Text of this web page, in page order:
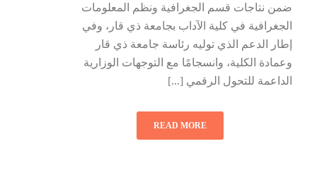
ضمن نتاجات قسم الجغرافية ونظم المعلومات
الجغرافية في كلية الآداب بجامعة ذي قار، وفي
إطار الدعم الذي توليه رئاسة جامعة ذي قار
وعمادة الكلية، وانسجامًا مع التوجهات الوزارية
الداعمة للتحول الرقمي [...]
READ MORE